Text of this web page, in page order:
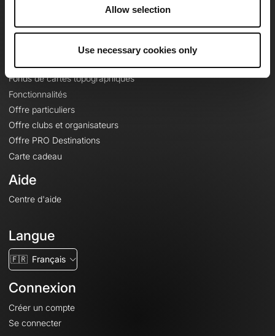
Allow selection
Use necessary cookies only
Le Mag'
Fonds de cartes topographiques
Fonctionnalités
Offre particuliers
Offre clubs et organisateurs
Offre PRO Destinations
Carte cadeau
Aide
Centre d'aide
Langue
🇫🇷 Français
Connexion
Créer un compte
Se connecter